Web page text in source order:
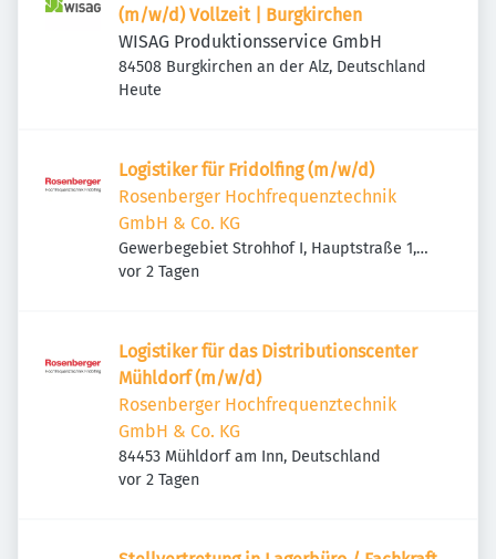
(m/w/d) Vollzeit | Burgkirchen
WISAG Produktionsservice GmbH
84508 Burgkirchen an der Alz, Deutschland
Veröffentlicht
Heute
Logistiker für Fridolfing (m/w/d)
Rosenberger Hochfrequenztechnik
GmbH & Co. KG
Gewerbegebiet Strohhof I, Hauptstraße 1,
83413 Fridolfing, Deutschland
Veröffentlicht
vor 2 Tagen
Logistiker für das Distributionscenter
Mühldorf (m/w/d)
Rosenberger Hochfrequenztechnik
GmbH & Co. KG
84453 Mühldorf am Inn, Deutschland
Veröffentlicht
vor 2 Tagen